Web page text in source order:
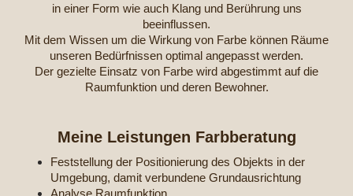
in einer Form wie auch Klang und Berührung uns
beeinflussen.
Mit dem Wissen um die Wirkung von Farbe können Räume
unseren Bedürfnissen optimal angepasst werden.
Der gezielte Einsatz von Farbe wird abgestimmt auf die
Raumfunktion und deren Bewohner.
Meine Leistungen Farbberatung
Feststellung der Positionierung des Objekts in der
Umgebung, damit verbundene Grundausrichtung